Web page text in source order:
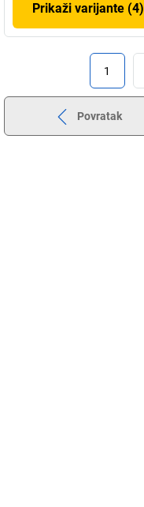
Prikaži varijante (4)
1
Povratak